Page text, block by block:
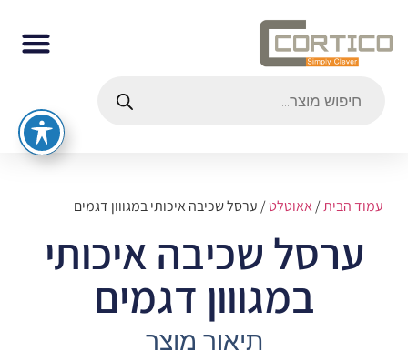
עמוד הבית/אאוטלט/ ערסל שכיבה איכותי במגווון דגמים
ערסל שכיבה איכותי
במגווון דגמים
תיאור מוצר